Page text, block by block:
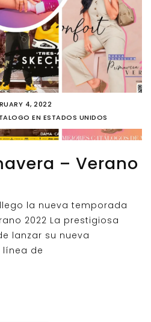
4, 2022
EN ESTADOS UNIDOS
– Verano
la nueva temporada
2022 La prestigiosa
lanzar su nueva
de